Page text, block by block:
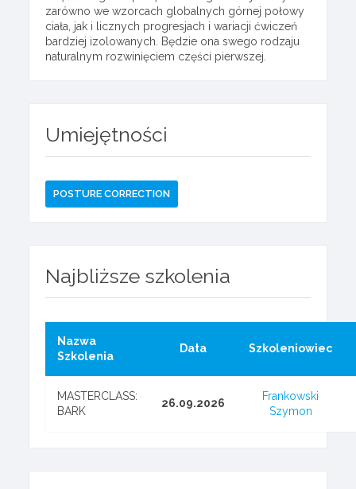
zarówno we wzorcach globalnych górnej połowy
ciała, jak i licznych progresjach i wariacji ćwiczeń
bardziej izolowanych. Będzie ona swego rodzaju
naturalnym rozwinięciem części pierwszej.
Umiejętności
POSTURE CORRECTION
Najbliższe szkolenia
Nazwa
Szkolenia
Data Szkoleniowiec
MASTERCLASS:
BARK
26.09.2026
Frankowski
Szymon